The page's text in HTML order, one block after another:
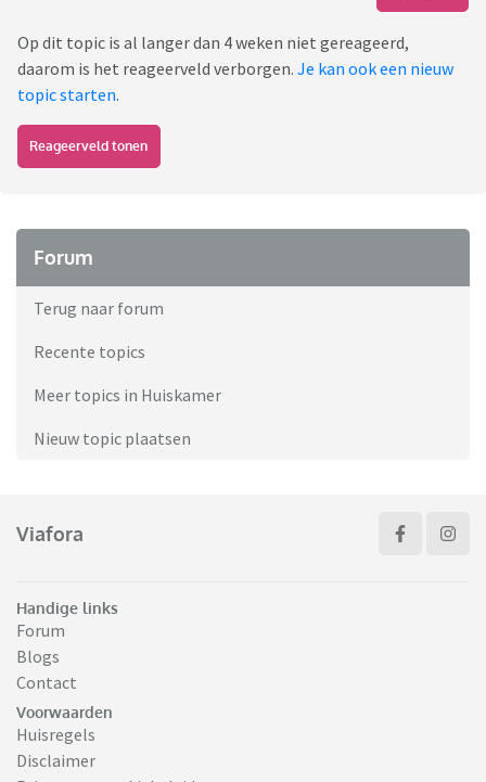
Op dit topic is al langer dan 4 weken niet gereageerd,
daarom is het reageerveld verborgen. Je kan ook een nieuw
topic starten.
Reageerveld tonen
Forum
Terug naar forum
Recente topics
Meer topics in Huiskamer
Nieuw topic plaatsen
Viafora
Handige links
Forum
Blogs
Contact
Voorwaarden
Huisregels
Disclaimer